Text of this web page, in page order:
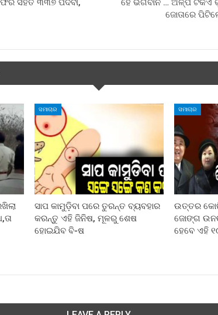
ସହିତ ୩୩୭ ପଦବୀ,
ହେ ଭଗବାନ … ଅଳ୍ପ ଟିକିଏ
ଜୋତାରେ
ସମାଚାର
ସାପ କାମୁଡ଼ିବା ପରେ ତୁରନ୍ତ ବ୍ୟବହାର
କରନ୍ତୁ ଏହି ଜିନିଷ, ମୂଳରୁ ଶେଷ
ହୋଇଯିବ ବି-ଷ
ସମାଚାର
ଉତ୍ତର
ଜୋଙ୍ଗ
ହେବେ ଏହି